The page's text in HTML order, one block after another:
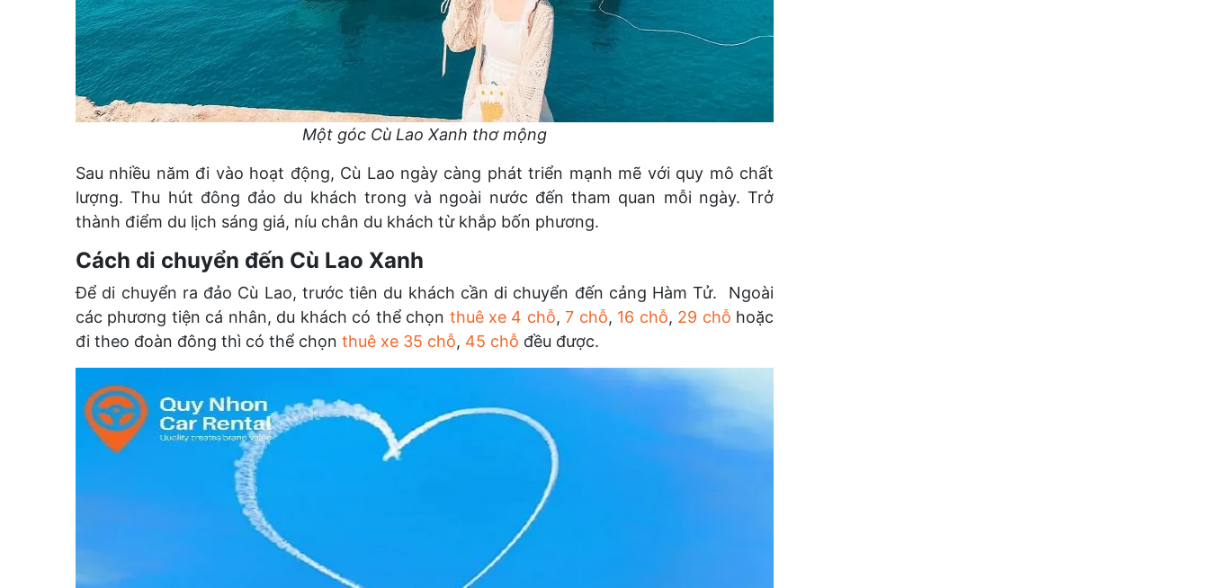
Một góc Cù Lao Xanh thơ mộng
Sau nhiều năm đi vào hoạt động, Cù Lao ngày càng phát triển mạnh mẽ với quy mô chất
lượng. Thu hút đông đảo du khách trong và ngoài nước đến tham quan mỗi ngày. Trở
thành điểm du lịch sáng giá, níu chân du khách từ khắp bốn phương.
Cách di chuyển đến Cù Lao Xanh
Để di chuyển ra đảo Cù Lao, trước tiên du khách cần di chuyển đến cảng Hàm Tử. Ngoài
các phương tiện cá nhân, du khách có thể chọn thuê xe 4 chỗ,7 chỗ, 16 chỗ, 29 chỗ hoặc
đi theo đoàn đông thì có thể chọn thuê xe 35 chỗ, 45 chỗ đều được.